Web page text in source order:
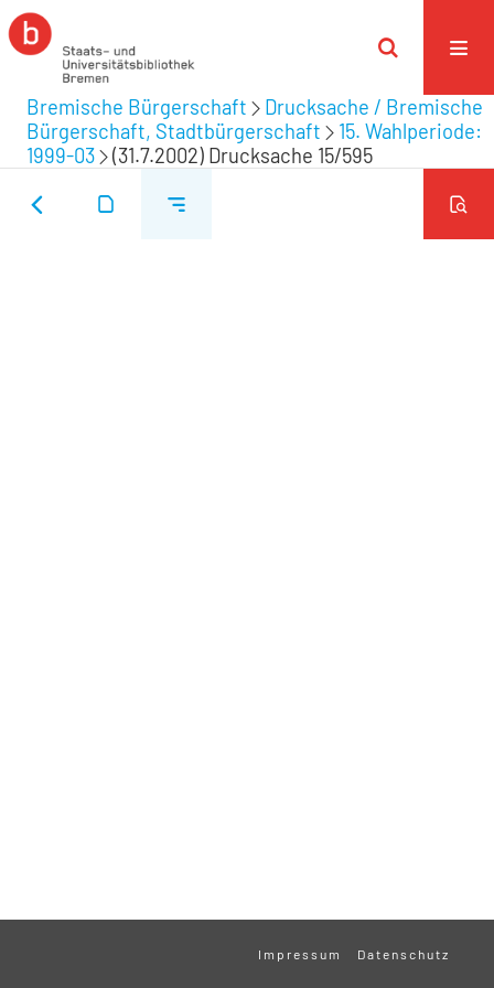
Bremische Bürgerschaft
Drucksache / Bremische
Bürgerschaft, Stadtbürgerschaft
15. Wahlperiode:
1999-03
(31.7.2002) Drucksache 15/595
Impressum Datenschutz